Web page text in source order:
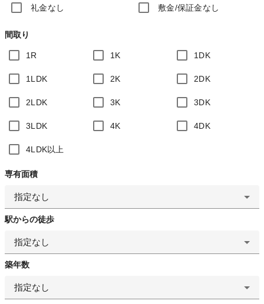
礼金なし 敷金/保証金なし
間取り
1R 1K 1DK
1LDK 2K 2DK
2LDK 3K 3DK
3LDK 4K 4DK
4LDK以上
専有面積
指定なし
駅からの徒歩
指定なし
築年数
指定なし